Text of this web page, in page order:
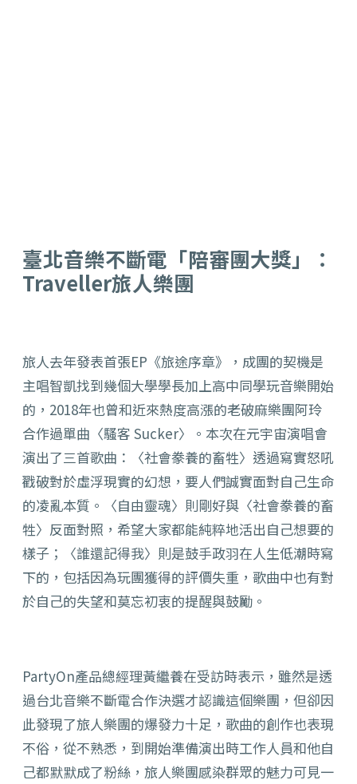
臺北音樂不斷電「陪審團大獎」：
Traveller旅人樂團
旅人去年發表首張EP《旅途序章》，成團的契機是
主唱智凱找到幾個大學學長加上高中同學玩音樂開始
的，2018年也曾和近來熱度高漲的老破麻樂團阿玲
合作過單曲〈騷客 Sucker〉。本次在元宇宙演唱會
演出了三首歌曲：〈社會豢養的畜牲〉透過寫實怒吼
戳破對於虛浮現實的幻想，要人們誠實面對自己生命
的凌亂本質。〈自由靈魂〉則剛好與〈社會豢養的畜
牲〉反面對照，希望大家都能純粹地活出自己想要的
樣子；〈誰還記得我〉則是鼓手政羽在人生低潮時寫
下的，包括因為玩團獲得的評價失重，歌曲中也有對
於自己的失望和莫忘初衷的提醒與鼓勵。
PartyOn產品總經理黃繼養在受訪時表示，雖然是透
過台北音樂不斷電合作決選才認識這個樂團，但卻因
此發現了旅人樂團的爆發力十足，歌曲的創作也表現
不俗，從不熟悉，到開始準備演出時工作人員和他自
己都默默成了粉絲，旅人樂團感染群眾的魅力可見一